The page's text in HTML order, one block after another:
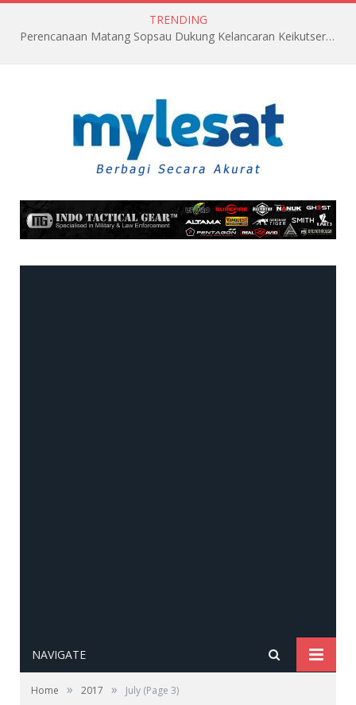
TRENDING
Fokker F-27 A-2701 “Kalong AMPUH” Diabadikan di AAU, Wariskan Jejak Pengabdian
NAVIGATE
Home » 2017 » July (Page 3)